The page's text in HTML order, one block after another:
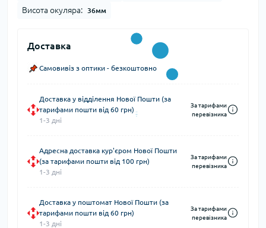
Висота окуляра: 36мм
Доставка
Самовивіз з оптики - безкоштовно
Доставка у відділення Нової Пошти (за
тарифами пошти від 60 грн)
1-3 дні
За тарифами
перевізника
Адресна доставка кур'єром Нової Пошти
(за тарифами пошти від 100 грн)
1-3 дні
За тарифами
перевізника
Доставка у поштомат Нової Пошти (за
тарифами пошти від 60 грн)
1-3 дні
За тарифами
перевізника